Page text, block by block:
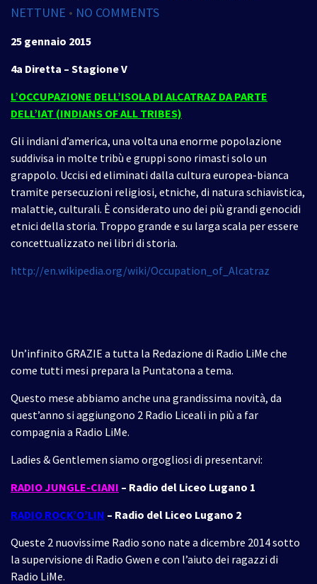
NETTUNE • NO COMMENTS
25 gennaio 2015
4a Diretta – Stagione V
L’OCCUPAZIONE DELL’ISOLA DI ALCATRAZ DA PARTE
DELL’IAT (INDIANS OF ALL TRIBES)
Gli indiani d’america, una volta una enorme popolazione
suddivisa in molte tribù e gruppi sono rimasti solo un
grappolo. Uccisi ed eliminati dalla cultura europea-bianca
tramite persecuzioni religiosi, etniche, di natura schiavistica,
malattie, culturali. È considerato uno dei più grandi genocidi
etnici della storia. Troppo grande e su larga scala per essere
concettualizzato nei libri di storia.
http://en.wikipedia.org/wiki/Occupation_of_Alcatraz
Un’infinito GRAZIE a tutta la Redazione di Radio LiMe che
come tutti mesi prepara la Puntatona a tema.
Questo mese abbiamo anche una grandissima novità, da
quest’anno si aggiungono 2 Radio Liceali in più a far
compagnia a Radio LiMe.
Ladies & Gentlemen siamo orgogliosi di presentarvi:
RADIO JUNGLE-CIANI – Radio del Liceo Lugano 1
RADIO ROCK’O’LIN – Radio del Liceo Lugano 2
Queste 2 nuovissime Radio sono nate a dicembre 2014 sotto
la supervisione di Radio Gwen e con l’aiuto dei ragazzi di
Radio LiMe.